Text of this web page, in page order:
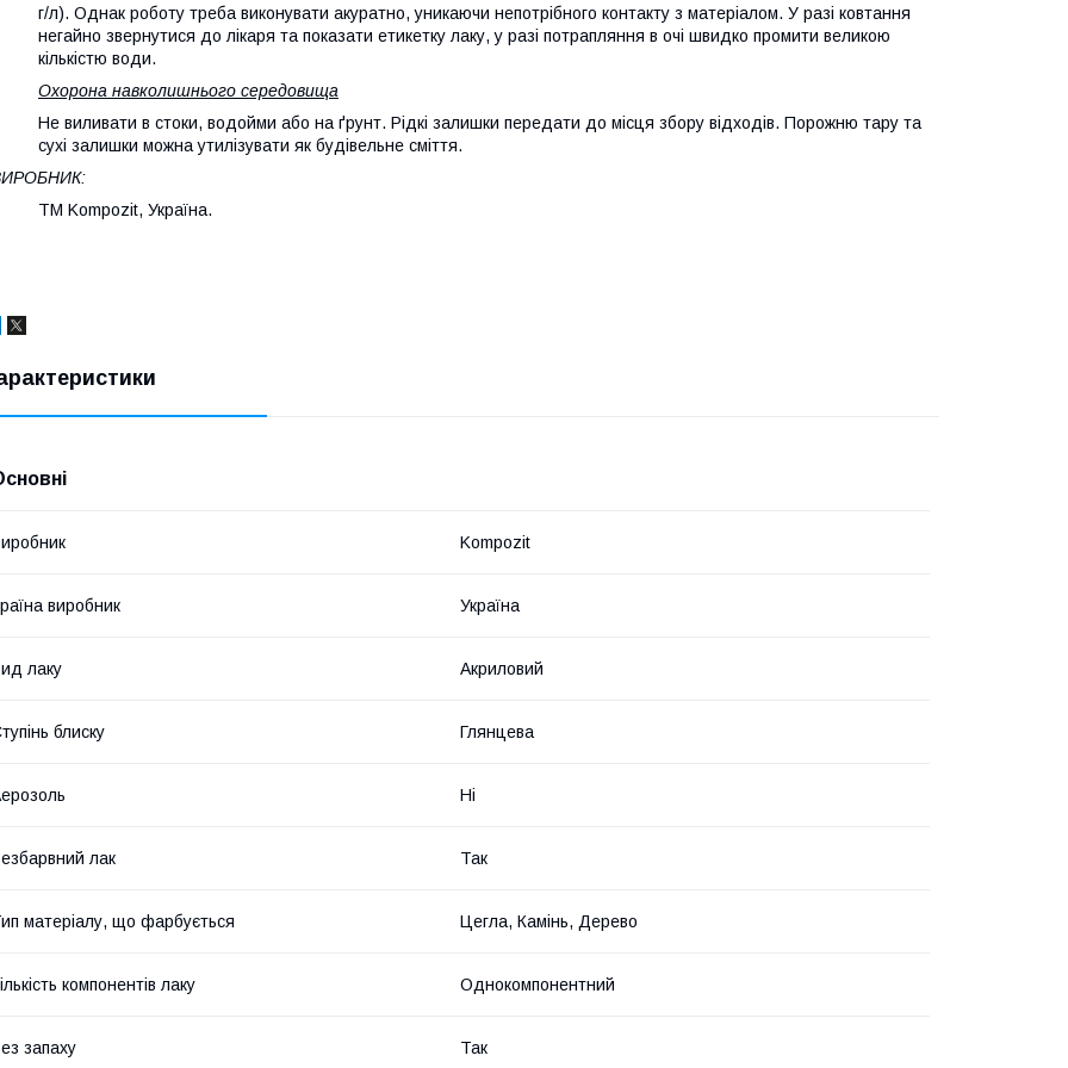
г/л). Однак роботу треба виконувати акуратно, уникаючи непотрібного контакту з матеріалом. У разі ковтання
негайно звернутися до лікаря та показати етикетку лаку, у разі потрапляння в очі швидко промити великою
кількістю води.
Охорона навколишнього середовища
Не виливати в стоки, водойми або на ґрунт. Рідкі залишки передати до місця збору відходів. Порожню тару та
сухі залишки можна утилізувати як будівельне сміття.
ТМ Kompozit, Україна.
Kompozit
виробник Україна
лаку Акриловий
блиску Глянцева
Ні
лак Так
матеріалу, що фарбується Цегла, Камінь, Дерево
компонентів лаку Однокомпонентний
запаху Так